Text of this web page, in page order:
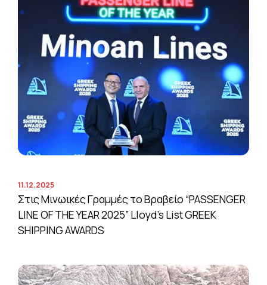
11.12.2025
Στις Μινωικές Γραμμές το Βραβείο “PASSENGER
LINE OF THE YEAR 2025” Lloyd’s List GREEK
SHIPPING AWARDS